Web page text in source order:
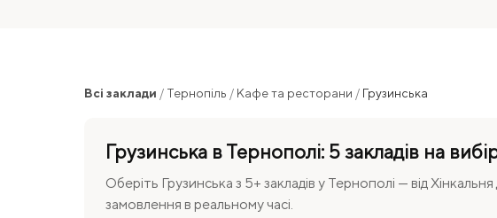
Всі заклади / Тернопіль / Кафе та ресторани / Грузинська
Грузинська в Тернополі: 5 закладів на
Оберіть Грузинська з 5+ закладів у Тернополі — від
замовлення в реальному часі.